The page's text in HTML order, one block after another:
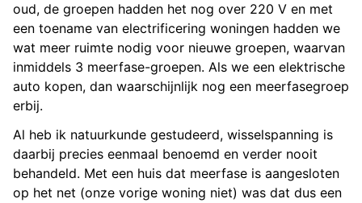
oud, de groepen hadden het nog over 220 V en met
een toename van electrificering woningen hadden we
wat meer ruimte nodig voor nieuwe groepen, waarvan
inmiddels 3 meerfase-groepen. Als we een elektrische
auto kopen, dan waarschijnlijk nog een meerfasegroep
erbij.
Al heb ik natuurkunde gestudeerd, wisselspanning is
daarbij precies eenmaal benoemd en verder nooit
behandeld. Met een huis dat meerfase is aangesloten
op het net (onze vorige woning niet) was dat dus een